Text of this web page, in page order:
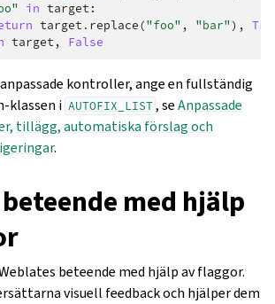
in target :
target . replace("foo" , "bar"),
target , False
kontroller, ange en fullständig
klassen i AUTOFIX_LIST , seAnpassade
tillägg, automatiska förslag och
.
med hjälp
beteende med hjälp av flaggor.
visuell feedback och hjälper dem